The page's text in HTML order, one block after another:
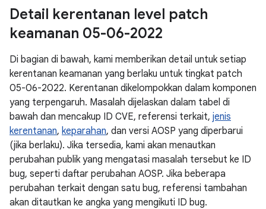
Detail kerentanan level patch
keamanan 05-06-2022
Di bagian di bawah, kami memberikan detail untuk setiap
kerentanan keamanan yang berlaku untuk tingkat patch
05-06-2022. Kerentanan dikelompokkan dalam komponen
yang terpengaruh. Masalah dijelaskan dalam tabel di
bawah dan mencakup ID CVE, referensi terkait, jenis
kerentanan, keparahan, dan versi AOSP yang diperbarui
(jika berlaku). Jika tersedia, kami akan menautkan
perubahan publik yang mengatasi masalah tersebut ke ID
bug, seperti daftar perubahan AOSP. Jika beberapa
perubahan terkait dengan satu bug, referensi tambahan
akan ditautkan ke angka yang mengikuti ID bug.